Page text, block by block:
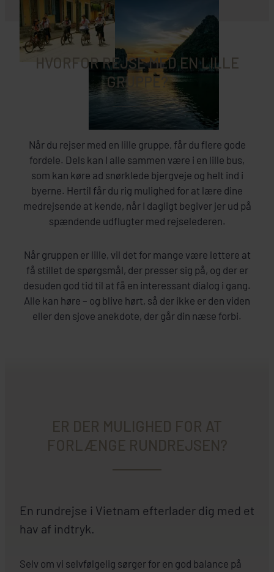
HVORFOR REJSE MED EN LILLE
GRUPPE?
Når du rejser med en lille gruppe, får du flere gode
fordele. Dels kan I alle sammen være i en lille bus,
som kan køre ad snørklede bjergveje og helt ind i
byerne. Hertil får du rig mulighed for at lære dine
medrejsende at kende, når I dagligt begiver jer ud på
spændende udflugter med rejselederen.
Når gruppen er lille, vil det for mange være lettere at
få stillet de spørgsmål, der presser sig på, og der er
desuden god tid til at få en interessant dialog i gang.
Alle kan høre – og blive hørt, så der ikke er den viden
eller den sjove anekdote, der går din næse forbi.
ER DER MULIGHED FOR AT
FORLÆNGE RUNDREJSEN?
En rundrejse i Vietnam efterlader dig med et
hav af indtryk.
Selv om vi selvfølgelig sørger for en god balance på